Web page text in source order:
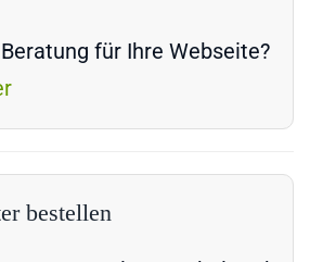
für Ihre Webseite?
bestellen